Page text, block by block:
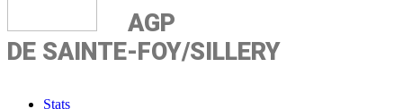
AGP
DE SAINTE-FOY/SILLERY
Stats